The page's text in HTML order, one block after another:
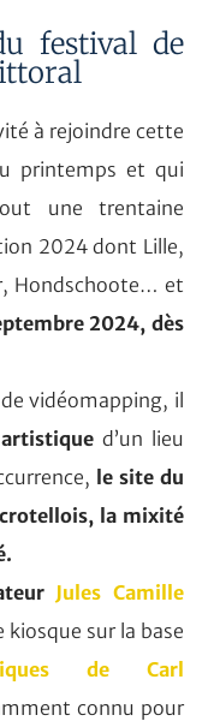
festival de
à rejoindre cette
printemps et qui
une trentaine
2024 dont Lille,
Hondschoote… et
2024, dès
vidéomapping, il
d’un lieu
le site du
la mixité
Jules Camille
sur la base
de Carl
connu pour